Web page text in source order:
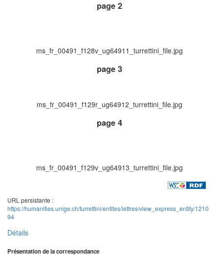
page 2
ms_fr_00491_f128v_ug64911_turrettini_file.jpg
page 3
ms_fr_00491_f129r_ug64912_turrettini_file.jpg
page 4
ms_fr_00491_f129v_ug64913_turrettini_file.jpg
URL persistante :
https://humanities.unige.ch/turrettini/entites/lettres/view_express_entity/1210
94
Détails
Présentation de la correspondance